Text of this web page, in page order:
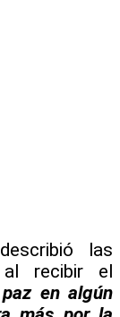
las
al recibir el
en algún